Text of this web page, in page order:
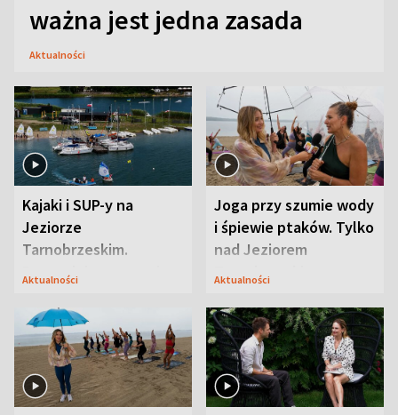
ważna jest jedna zasada
Aktualności
Kajaki i SUP-y na
Jeziorze
Tarnobrzeskim.
Przyrodnicy zwracają
Aktualności
Joga przy szumie wody
i śpiewie ptaków. Tylko
nad Jeziorem
Tarnobrzeskim
Aktualności